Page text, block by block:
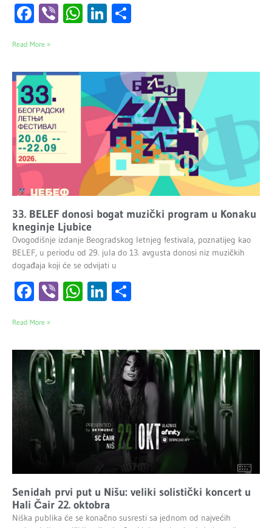
Facebook
ViberWhatsApp
LinkedIn
Read More »
33. BELEF donosi bogat muzički program u Konaku
kneginje Ljubice
Ovogodišnje izdanje Beogradskog letnjeg festivala, poznatijeg kao
BELEF, u periodu od 29. jula do 13. avgusta donosi niz muzičkih
događaja koji će se odvijati u
Facebook
ViberWhatsApp
LinkedIn
Read More »
Senidah prvi put u Nišu: veliki solistički koncert u
Hali Čair 22. oktobra
Niška publika će se konačno susresti sa jednom od najvećih